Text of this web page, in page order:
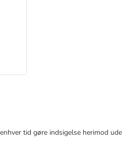
tid gøre indsigelse herimod